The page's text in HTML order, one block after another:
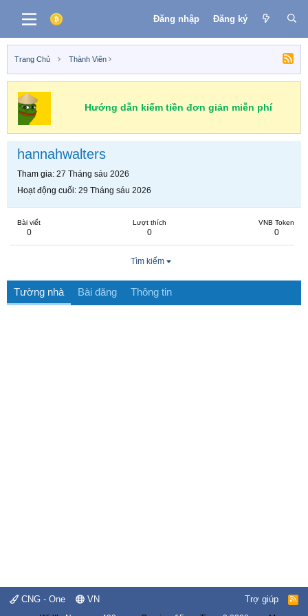
Đăng nhập Đăng ký
Trang Chủ Thành Viên
Hướng dẫn kiếm tiền đơn giản miễn phí
hannahwalters
Tham gia 27 Tháng sáu 2026
Hoạt động cuối 29 Tháng sáu 2026
Bài viết
0
Lượt thích
0
VNB Token
0
Tìm kiếm
Tường nhà Bài đăng Thông tin
CNG - One VN Trợ giúp
R